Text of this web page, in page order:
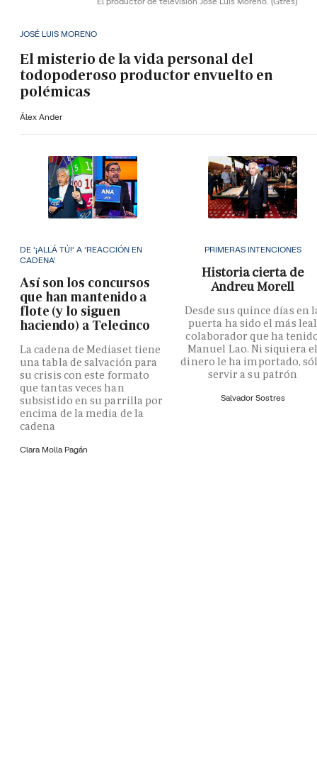
JOSÉ LUIS MORENO
El misterio de la vida personal del
todopoderoso productor envuelto en
polémicas
Álex Ander
DE '¡ALLÁ TÚ!' A 'REACCIÓN EN
CADENA'
Así son los concursos
que han mantenido a
flote (y lo siguen
haciendo) a Telecinco
La cadena de Mediaset tiene
una tabla de salvación para
su crisis con este formato
que tantas veces han
subsistido en su parrilla por
encima de la media de la
cadena
Clara Molla Pagán
PRIMERAS INTENCIONES
Historia cierta de
Andreu Morell
Desde sus quince días en
puerta ha sido el más leal
colaborador que ha
Manuel Lao. Ni siquiera
dinero le ha importado,
servir a su patrón
Salvador Sostres